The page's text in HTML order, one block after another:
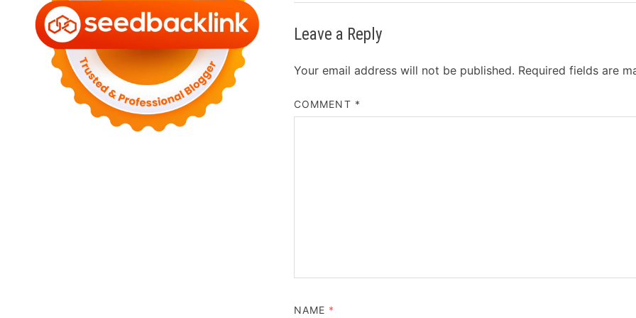
Leave a Reply
Your email address will not be published. Required fields are
COMMENT *
NAME *